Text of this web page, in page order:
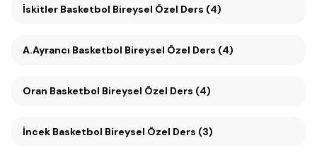
İskitler Basketbol Bireysel Özel Ders (4)
A.Ayrancı Basketbol Bireysel Özel Ders (4)
Oran Basketbol Bireysel Özel Ders (4)
İncek Basketbol Bireysel Özel Ders (3)